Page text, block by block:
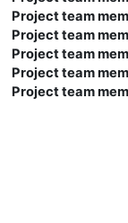
Project team
Project team
Project team
Project team
Project team